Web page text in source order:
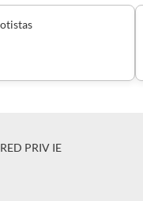
PRIV IE